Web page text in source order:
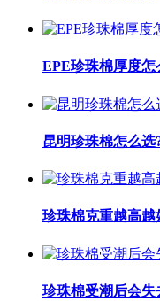
EPE珍珠棉厚度
昆明珍珠棉怎么
珍珠棉克重越高
珍珠棉受潮后会失